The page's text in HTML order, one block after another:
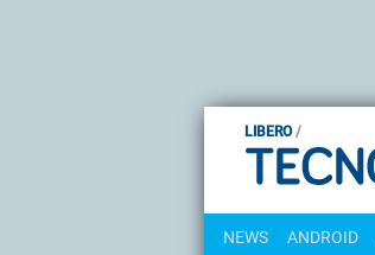
LIBERO
NEWS ANDROID